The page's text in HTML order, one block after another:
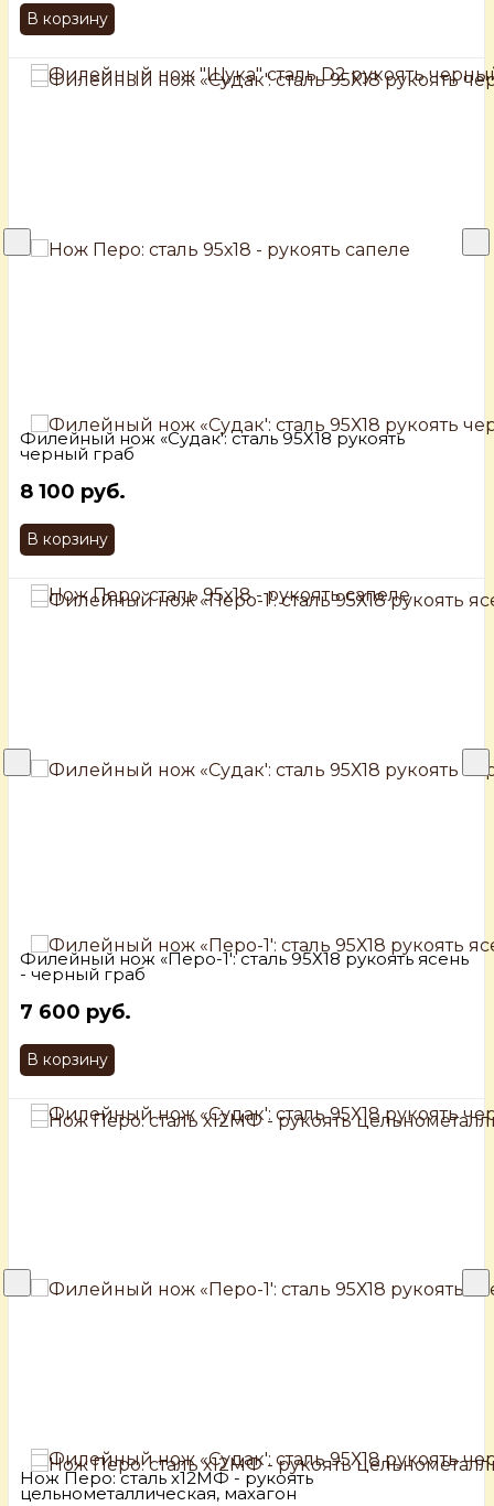
В корзину
Филейный нож «Судак': сталь 95Х18 рукоять
черный граб
8 100 руб.
В корзину
Филейный нож «Перо-1': сталь 95Х18 рукоять ясень
- черный граб
7 600 руб.
В корзину
Нож Перо: сталь х12МФ - рукоять
цельнометаллическая, махагон